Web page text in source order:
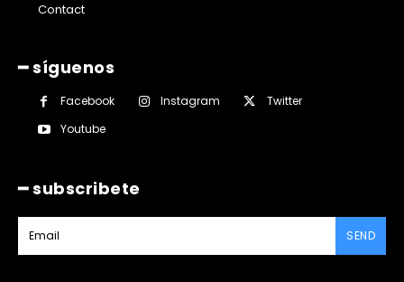
Contact
━ síguenos
Facebook Instagram
Twitter
Youtube
━ subscribete
SEND